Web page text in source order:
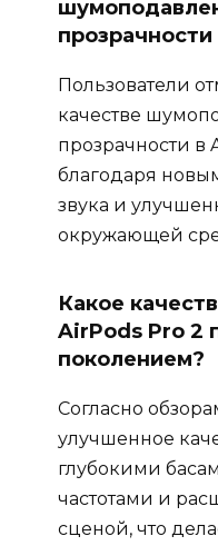
Пользователи
качестве
прозрачности в
благодаря
звука и
окружающей
Какое
AirPods Pro 2
поколением?
Согласно
улучшенное
глубокими
частотами и
сценой, что